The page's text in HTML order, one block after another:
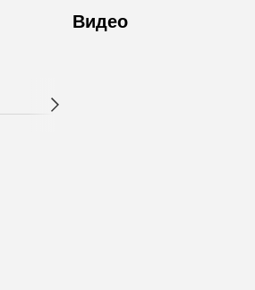
Видео